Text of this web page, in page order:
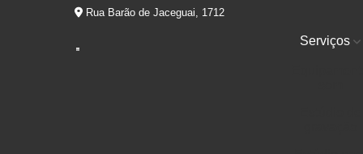
Rua Barão de Jaceguai, 1712
Serviços